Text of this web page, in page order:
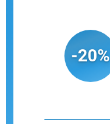
-20%